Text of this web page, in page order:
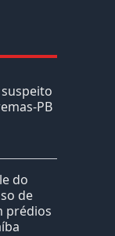
PB
do
de
prédios